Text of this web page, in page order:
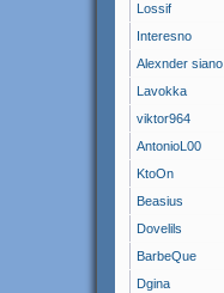
Lossif
Interesno
Alexnder siano
Lavokka
viktor964
AntonioL00
KtoOn
Beasius
Dovelils
BarbeQue
Dgina